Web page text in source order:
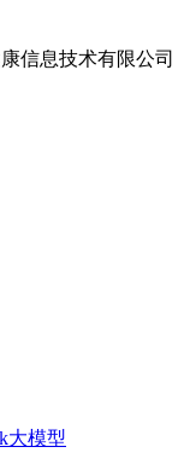
信息技术有限公司
大模型